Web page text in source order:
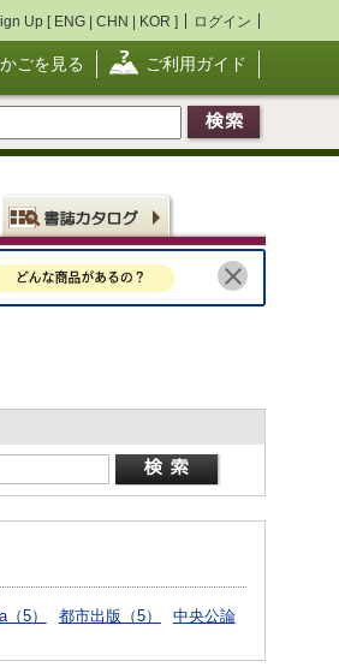
Up [ ENG | CHN | KOR ] ログイン
ごを見る ご利用ガイド
5） 都市出版（5）
中央公論